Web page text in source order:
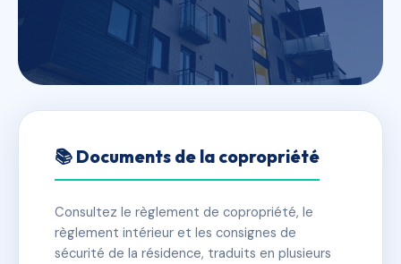
252 CLAIREFONTAINE
TOULOUGES
📍 4 r Jean Mermoz,66350 Toulouges
✓ Immatriculée 🏠 12 lots 🏗 1 bâtiment(s)
📚 Documents de la copropriété
Consultez le règlement de copropriété, le
règlement intérieur et les consignes de
sécurité de la résidence, traduits en plusieurs